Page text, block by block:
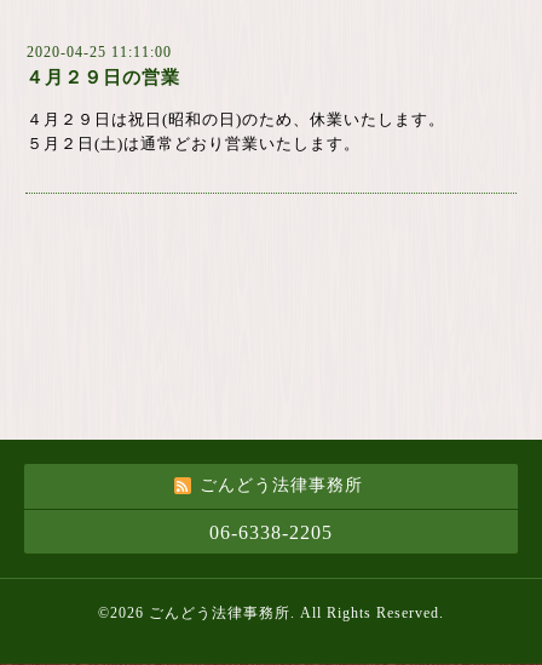
2020-04-25 11:11:00
４月２９日の営業
４月２９日は祝日(昭和の日)のため、休業いたします。
５月２日(土)は通常どおり営業いたします。
ごんどう法律事務所
06-6338-2205
©2026 ごんどう法律事務所. All Rights Reserved.